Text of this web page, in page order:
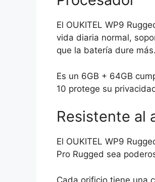
El OUKITEL WP9
vida diaria normal,
que la batería dure más.
Es un 6GB + 64GB
10 protege su
Resistente al
El OUKITEL WP9
Pro Rugged sea
Cada orificio tiene una